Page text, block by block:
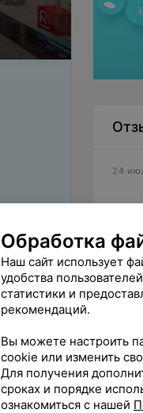
24
1
Обработка
Наш сайт использует
удобства
статистики и
рекомендаций.
Вы можете настроить
cookie или изменить
Для получения
сроках и порядке
ознакомиться с нашей